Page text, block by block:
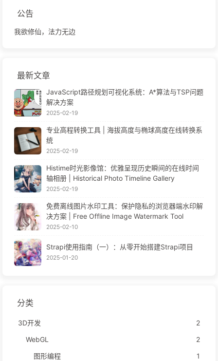
公告
我欲修仙，法力无边
最新文章
JavaScript路径规划可视化系统：A*算法与TSP问题
解决方案
2025-02-19
专业高程转换工具 | 海拔高度与椭球高度在线转换系
统
2025-02-19
Histime时光影像馆：优雅呈现历史瞬间的在线时间
轴相册 | Historical Photo Timeline Gallery
2025-02-19
免费离线图片水印工具：保护隐私的浏览器端水印解
决方案 | Free Offline Image Watermark Tool
2025-02-10
Strapi使用指南（一）：从零开始搭建Strapi项目
2025-01-20
分类
3D开发
2
WebGL
2
图形编程
1